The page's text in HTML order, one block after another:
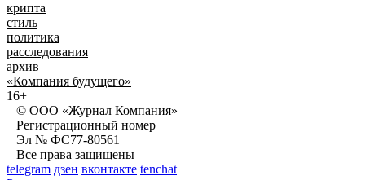
крипта
стиль
политика
расследования
архив
«Компания будущего»
16+
© ООО «Журнал Компания»
Регистрационный номер
Эл № ФС77-80561
Все права защищены
telegram дзен вконтакте tenchat